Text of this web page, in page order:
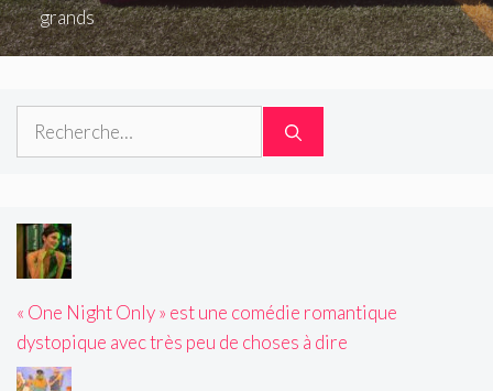
grands
Rechercher :
« One Night Only » est une comédie romantique
dystopique avec très peu de choses à dire